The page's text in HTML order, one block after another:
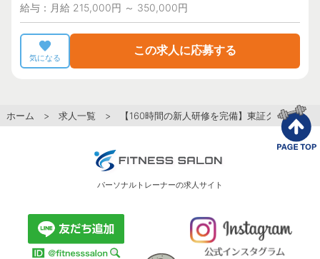
給与：月給 215,000円 ～ 350,000円
気になる
この求人に応募する
ホーム > 求人一覧 > 【160時間の新人研修を完備】東証グロース市
パーソナルトレーナーの求人サイト